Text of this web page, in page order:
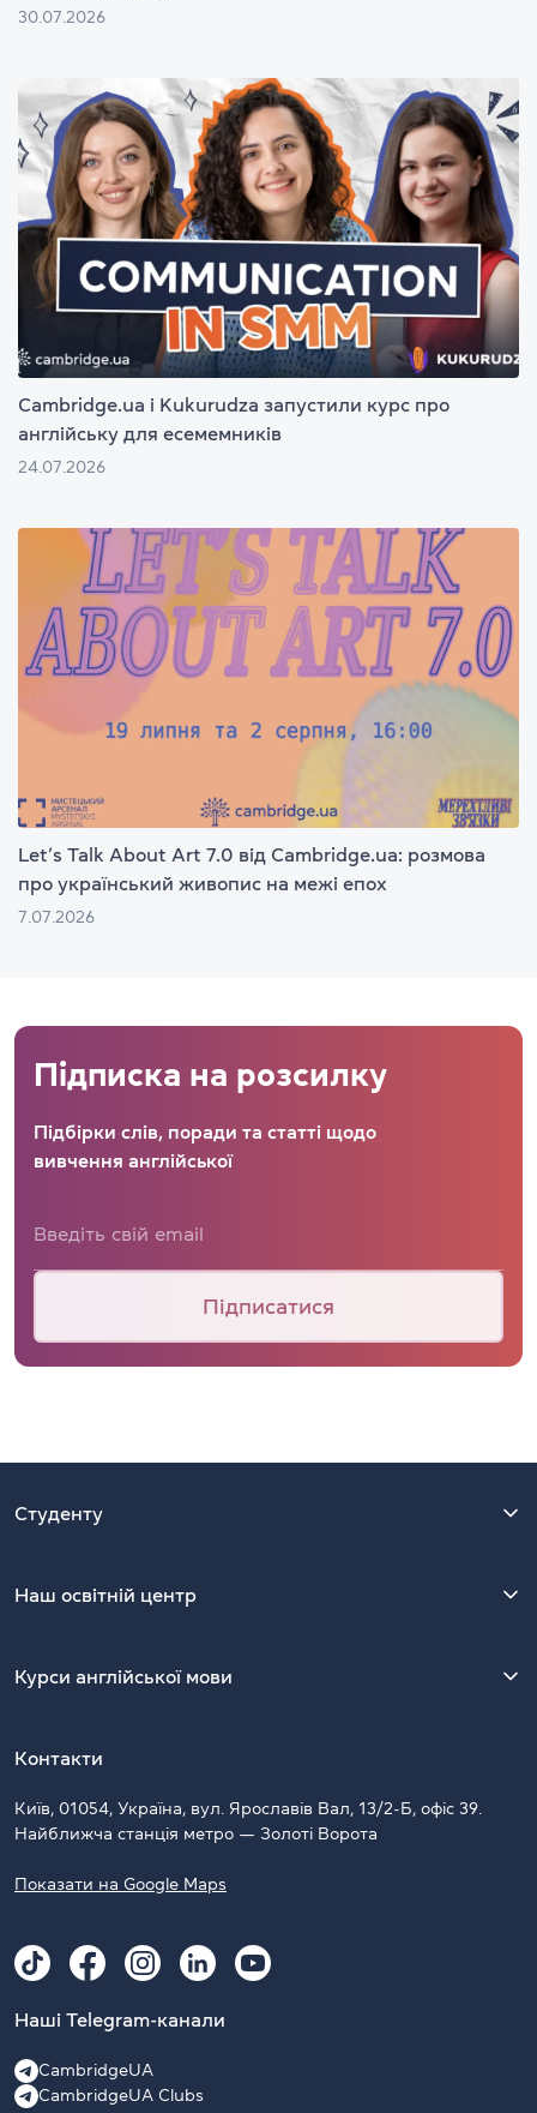
30.07.2026
Cambridge.ua і Kukurudza запустили курс про
англійську для есемемників
24.07.2026
Let’s Talk About Art 7.0 від Cambridge.ua: розмова
про український живопис на межі епох
7.07.2026
Підписка на розсилку
Підбірки слів, поради та статті щодо
вивчення англійської
Підписатися
Студенту
Наш освітній центр
Курси англійської мови
Контакти
Київ, 01054, Україна, вул. Ярославів Вал, 13/2-Б, офіс 39.
Найближча станція метро — Золоті Ворота
Показати на Google Maps
Наші Telegram-канали
CambridgeUA
CambridgeUA Clubs